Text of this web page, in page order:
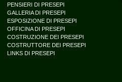
PENSIERI DI PRESEPI
GALLERIA DI PRESEPI
ESPOSIZIONE DI PRESEPI
OFFICINA DI PRESEPI
COSTRUZIONE DEI PRESEPI
COSTRUTTORE DEI PRESEPI
LINKS DI PRESEPI